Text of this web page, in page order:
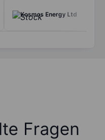
Kosmos Energy Ltd
Fragen